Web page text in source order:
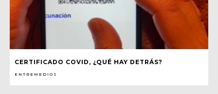
CERTIFICADO COVID, ¿QUÉ HAY DETRÁS?
ENTREMEDIOS